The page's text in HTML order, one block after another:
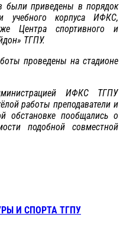
были приведены в порядок
учебного корпуса ИФКС,
Центра спортивного и
ТГПУ.
проведены на стадионе
ИФКС ТГПУ
работы преподаватели и
обстановке пообщались о
подобной совместной
И СПОРТА ТГПУ